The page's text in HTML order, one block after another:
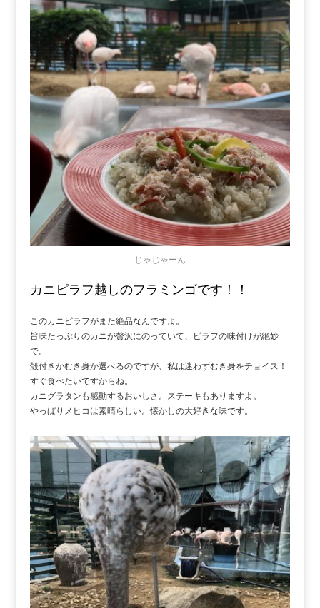
じゃじゃーん
カニピラフ越しのフラミンゴです！！
このカニピラフがまた絶品なんですよ。
旨味たっぷりのカニが贅沢にのっていて、ピラフの味付けが絶妙
で。
殻付きかむき身か選べるのですが、私は迷わずむき身をチョイス！
すぐ食べたいですからね。
カニグラタンも感動するおいしさ。ステーキもありますよ。
やっぱりメヒコは素晴らしい。懐かしの大好きな味です。